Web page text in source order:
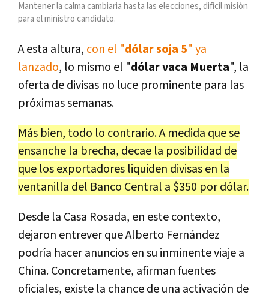
Mantener la calma cambiaria hasta las elecciones, difícil misión
para el ministro candidato.
A esta altura, con el "dólar soja 5" ya
lanzado, lo mismo el "dólar vaca Muerta", la
oferta de divisas no luce prominente para las
próximas semanas.
Más bien, todo lo contrario. A medida que se
ensanche la brecha, decae la posibilidad de
que los exportadores liquiden divisas en la
ventanilla del Banco Central a $350 por dólar.
Desde la Casa Rosada, en este contexto,
dejaron entrever que Alberto Fernández
podría hacer anuncios en su inminente viaje a
China. Concretamente, afirman fuentes
oficiales, existe la chance de una activación de